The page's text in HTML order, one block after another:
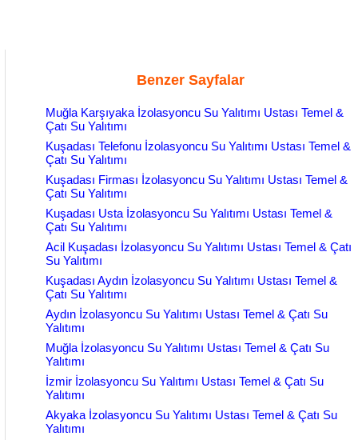
Benzer Sayfalar
Muğla Karşıyaka İzolasyoncu Su Yalıtımı Ustası Temel &
Çatı Su Yalıtımı
Kuşadası Telefonu İzolasyoncu Su Yalıtımı Ustası Temel &
Çatı Su Yalıtımı
Kuşadası Firması İzolasyoncu Su Yalıtımı Ustası Temel &
Çatı Su Yalıtımı
Kuşadası Usta İzolasyoncu Su Yalıtımı Ustası Temel &
Çatı Su Yalıtımı
Acil Kuşadası İzolasyoncu Su Yalıtımı Ustası Temel & Çatı
Su Yalıtımı
Kuşadası Aydın İzolasyoncu Su Yalıtımı Ustası Temel &
Çatı Su Yalıtımı
Aydın İzolasyoncu Su Yalıtımı Ustası Temel & Çatı Su
Yalıtımı
Muğla İzolasyoncu Su Yalıtımı Ustası Temel & Çatı Su
Yalıtımı
İzmir İzolasyoncu Su Yalıtımı Ustası Temel & Çatı Su
Yalıtımı
Akyaka İzolasyoncu Su Yalıtımı Ustası Temel & Çatı Su
Yalıtımı